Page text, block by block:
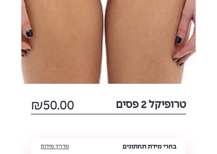
טרופיקל 2 פסים ₪50.00
בחרי מידת תחתונים מדריך מידות